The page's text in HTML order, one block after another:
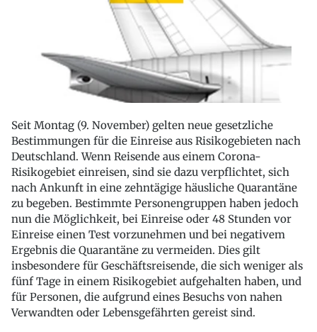
Seit Montag (9. November) gelten neue gesetzliche
Bestimmungen für die Einreise aus Risikogebieten nach
Deutschland. Wenn Reisende aus einem Corona-
Risikogebiet einreisen, sind sie dazu verpflichtet, sich
nach Ankunft in eine zehntägige häusliche Quarantäne
zu begeben. Bestimmte Personengruppen haben jedoch
nun die Möglichkeit, bei Einreise oder 48 Stunden vor
Einreise einen Test vorzunehmen und bei negativem
Ergebnis die Quarantäne zu vermeiden. Dies gilt
insbesondere für Geschäftsreisende, die sich weniger als
fünf Tage in einem Risikogebiet aufgehalten haben, und
für Personen, die aufgrund eines Besuchs von nahen
Verwandten oder Lebensgefährten gereist sind.